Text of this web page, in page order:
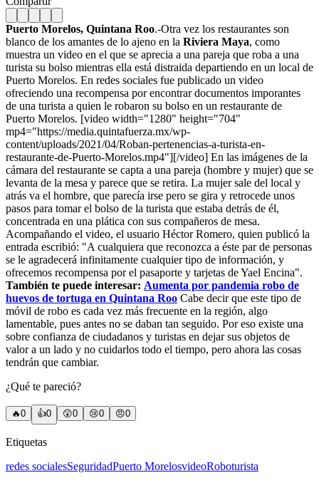
Puerto Morelos, Quintana Roo.-Otra vez los restaurantes son
blanco de los amantes de lo ajeno en la Riviera Maya, como
muestra un video en el que se aprecia a una pareja que roba a una
turista su bolso mientras ella está distraida departiendo en un local de
Puerto Morelos. En redes sociales fue publicado un video
ofreciendo una recompensa por encontrar documentos imporantes
de una turista a quien le robaron su bolso en un restaurante de
Puerto Morelos. [video width="1280" height="704"
mp4="https://media.quintafuerza.mx/wp-
content/uploads/2021/04/Roban-pertenencias-a-turista-en-
restaurante-de-Puerto-Morelos.mp4"][/video] En las imágenes de la
cámara del restaurante se capta a una pareja (hombre y mujer) que se
levanta de la mesa y parece que se retira. La mujer sale del local y
atrás va el hombre, que parecía irse pero se gira y retrocede unos
pasos para tomar el bolso de la turista que estaba detrás de él,
concentrada en una plática con sus compañeros de mesa.
Acompañando el video, el usuario Héctor Romero, quien publicó la
entrada escribió: "A cualquiera que reconozca a éste par de personas
se le agradecerá infinitamente cualquier tipo de información, y
ofrecemos recompensa por el pasaporte y tarjetas de Yael Encina".
También te puede interesar: Aumenta por pandemia robo de
huevos de tortuga en Quintana Roo Cabe decir que este tipo de
móvil de robo es cada vez más frecuente en la región, algo
lamentable, pues antes no se daban tan seguido. Por eso existe una
sobre confianza de ciudadanos y turistas en dejar sus objetos de
valor a un lado y no cuidarlos todo el tiempo, pero ahora las cosas
tendrán que cambiar.
¿Qué te pareció?
🔥0 👍0 😲0 😢0 😠0
Etiquetas
redes socialesSeguridadPuerto MorelosvideoRoboturista